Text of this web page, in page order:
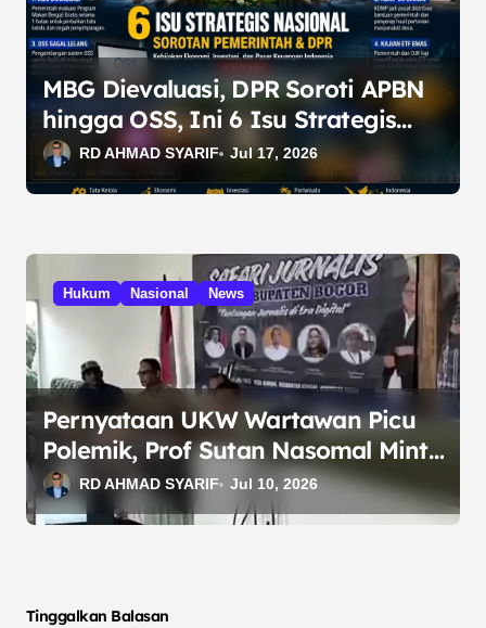
MBG Dievaluasi, DPR Soroti APBN
hingga OSS, Ini 6 Isu Strategis
Nasional
RD AHMAD SYARIF Jul 17, 2026
Hukum Nasional News
Pernyataan UKW Wartawan Picu
Polemik, Prof Sutan Nasomal Minta
PWI Bogor Klarifikasi
RD AHMAD SYARIF Jul 10, 2026
Tinggalkan Balasan